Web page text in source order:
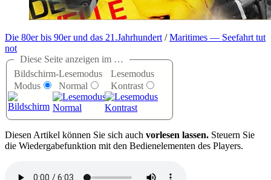
Die 80er bis 90er und das 21.Jahrhundert/Maritimes — Seefahrt tut
not
Diese Seite anzeigen im …
Bildschirm-
Modus
Lesemodus
Normal
Lesemodus
Kontrast
Diesen Artikel können Sie sich auch vorlesen lassen. Steuern Sie
die Wiedergabefunktion mit den Bedienelementen des Players.